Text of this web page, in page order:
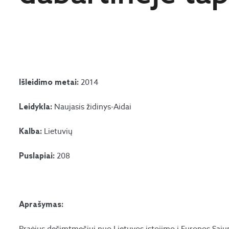
Išleidimo metai:2014
Leidykla: Naujasis židinys-Aidai
Kalba: Lietuvių
Puslapiai:208
Aprašymas: